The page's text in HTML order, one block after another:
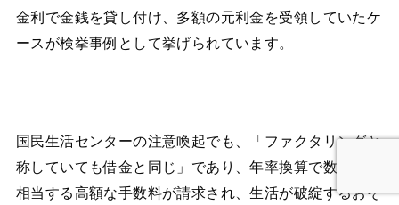
金利で金銭を貸し付け、多額の元利金を受領していたケ
ースが検挙事例として挙げられています。
国民生活センターの注意喚起でも、「ファクタリングと
称していても借金と同じ」であり、年率換算で数百％に
相当する高額な手数料が請求され、生活が破綻するおそ